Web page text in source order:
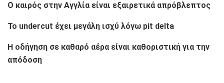
Ο καιρός στην Αγγλία είναι εξαιρετικά απρόβλεπτος
Το undercut έχει μεγάλη ισχύ λόγω pit delta
Η οδήγηση σε καθαρό αέρα είναι καθοριστική για την
απόδοση